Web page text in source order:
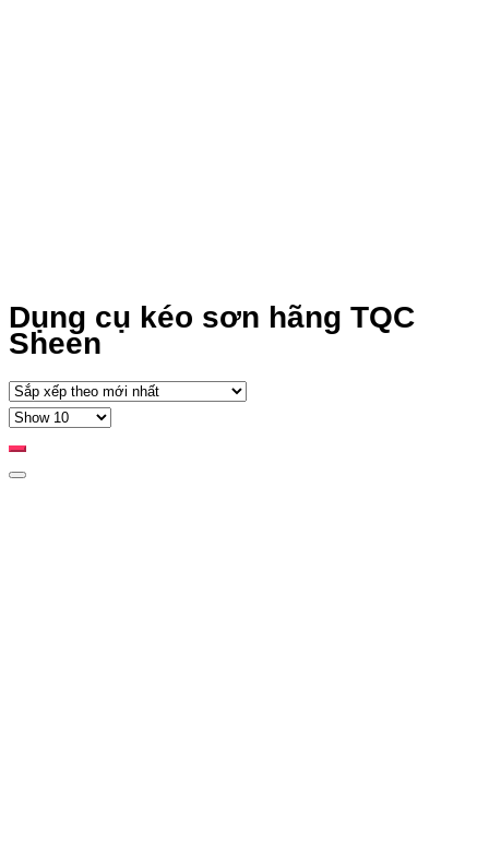
Dụng cụ kéo sơn hãng TQC
Sheen